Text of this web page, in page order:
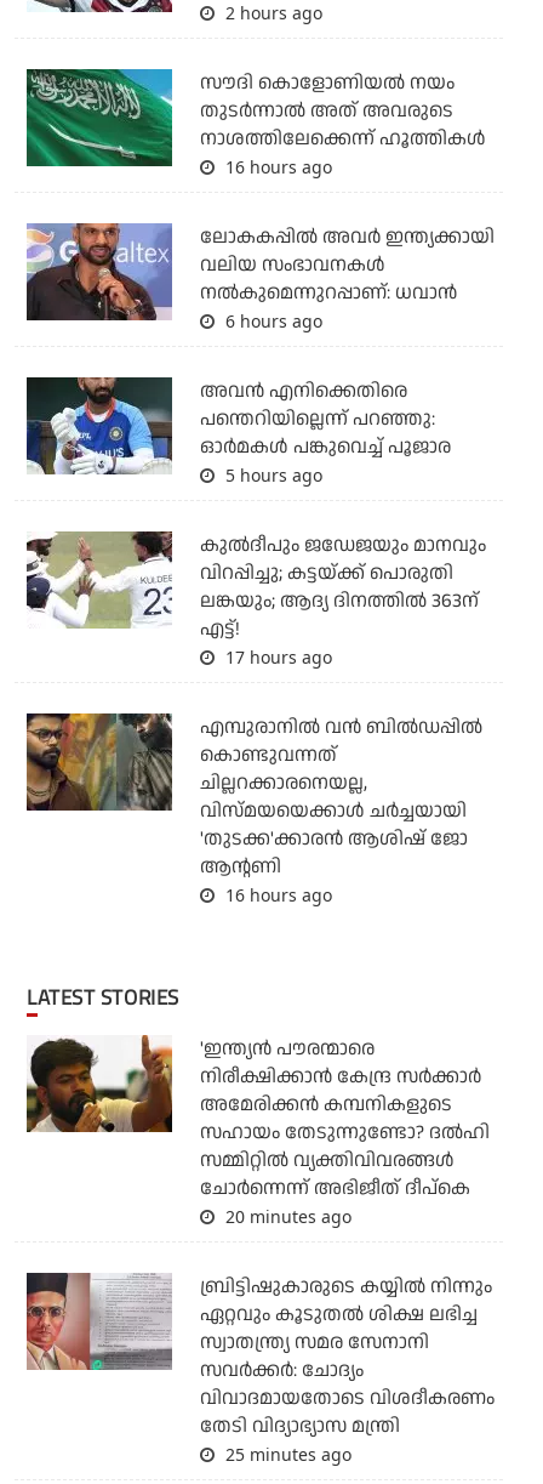
2 hours ago
സൗദി കൊളോണിയല്‍ നയം
തുടര്‍ന്നാല്‍ അത് അവരുടെ
നാശത്തിലേക്കെന്ന് ഹൂത്തികള്‍
16 hours ago
ലോകകപ്പിൽ അവര്‍ ഇന്ത്യക്കായി
വലിയ സംഭാവനകള്‍
നല്‍കുമെന്നുറപ്പാണ്: ധവാന്‍
6 hours ago
അവന്‍ എനിക്കെതിരെ
പന്തെറിയില്ലെന്ന് പറഞ്ഞു:
ഓര്‍മകള്‍ പങ്കുവെച്ച് പൂജാര
5 hours ago
കുല്‍ദീപും ജഡേജയും മാനവും
വിറപ്പിച്ചു; കട്ടയ്ക്ക് പൊരുതി
ലങ്കയും; ആദ്യ ദിനത്തില്‍ 363ന്
എട്ട്!
17 hours ago
എമ്പുരാനില്‍ വന്‍ ബില്‍ഡപ്പില്‍
കൊണ്ടുവന്നത്
ചില്ലറക്കാരനെയല്ല,
വിസ്മയയെക്കാള്‍ ചര്‍ച്ചയായി
'തുടക്ക'ക്കാരന്‍ ആശിഷ് ജോ
ആന്റണി
16 hours ago
LATEST STORIES
'ഇന്ത്യന്‍ പൗരന്മാരെ
നിരീക്ഷിക്കാന്‍ കേന്ദ്ര സര്‍ക്കാര്‍
അമേരിക്കന്‍ കമ്പനികളുടെ
സഹായം തേടുന്നുണ്ടോ? ദല്‍ഹി
സമ്മിറ്റില്‍ വ്യക്തിവിവരങ്ങള്‍
ചോര്‍ന്നെന്ന് അഭിജീത് ദീപ്‌കെ
20 minutes ago
ബ്രിട്ടിഷുകാരുടെ കയ്യില്‍ നിന്നും
ഏറ്റവും കൂടുതല്‍ ശിക്ഷ ലഭിച്ച
സ്വാതന്ത്ര്യ സമര സേനാനി
സവര്‍ക്കര്‍: ചോദ്യം
വിവാദമായതോടെ വിശദീകരണം
തേടി വിദ്യാഭ്യാസ മന്ത്രി
25 minutes ago